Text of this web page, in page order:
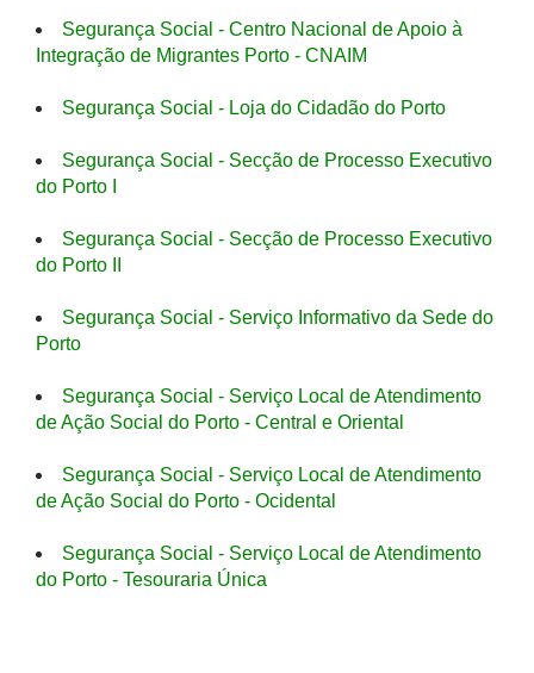
Segurança Social - Centro Nacional de Apoio à
Integração de Migrantes Porto - CNAIM
Segurança Social - Loja do Cidadão do Porto
Segurança Social - Secção de Processo Executivo
do Porto I
Segurança Social - Secção de Processo Executivo
do Porto II
Segurança Social - Serviço Informativo da Sede do
Porto
Segurança Social - Serviço Local de Atendimento
de Ação Social do Porto - Central e Oriental
Segurança Social - Serviço Local de Atendimento
de Ação Social do Porto - Ocidental
Segurança Social - Serviço Local de Atendimento
do Porto - Tesouraria Única